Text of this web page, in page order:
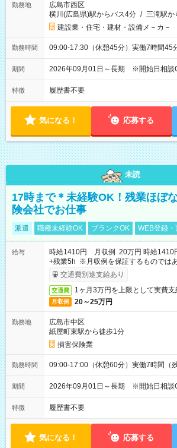
勤務地
広島市西区
横川(広島県)駅からバス4分 / 三滝駅か
建設業・住宅・建材・設備メ－カ－
勤務時間 09:00-17:30（休憩45分）実働7時間45
期間 2026年09月01日～長期 ※開始日相
特徴 履歴書不要
気になる！ 応募する
未読
17時まで＊未経験OK！残業ほぼ
険会社でお仕事
派遣 職種未経験OK ブランクOK WEB登録・
給与
時給1410円 月収例 20万円 時給1410
+残業5h ※月収例を保証するものではあ
交通費別途支給あり
交通費 1ヶ月3万円を上限として実費支
月収例 20～25万円
勤務地
広島市中区
紙屋町東駅から徒歩1分
損害保険業
勤務時間 09:00-17:00（休憩60分）実働7時間（
期間 2026年09月01日～長期 ※開始日相
特徴 履歴書不要
気になる！ 応募する